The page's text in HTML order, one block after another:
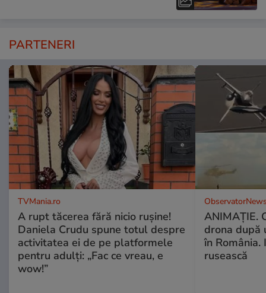
PARTENERI
TVMania.ro
A rupt tăcerea fără nicio rușine!
Daniela Crudu spune totul despre
activitatea ei de pe platformele
pentru adulți: „Fac ce vreau, e
wow!”
ANIMAŢIE.
drona după
în România.
rusească